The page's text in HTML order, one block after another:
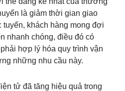
là giảm thời gian giao
tuyến, khách hàng mong đợi
nhanh chóng, điều đó có
hợp lý hóa quy trình vận
những nhu cầu này.
tử đã tăng hiệu quả trong